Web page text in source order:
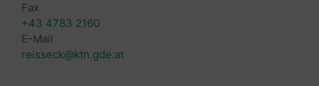
Fax
+43 4783 2160
E-Mail
reisseck@ktn.gde.at